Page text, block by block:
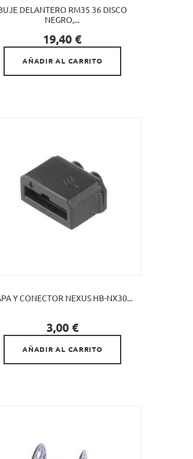
DELANTERO RM35 36 DISCO
NEGRO,...
Precio
19,40 €

AÑADIR AL CARRITO
Y CONECTOR NEXUS HB-NX30...
Precio
3,00 €

AÑADIR AL CARRITO